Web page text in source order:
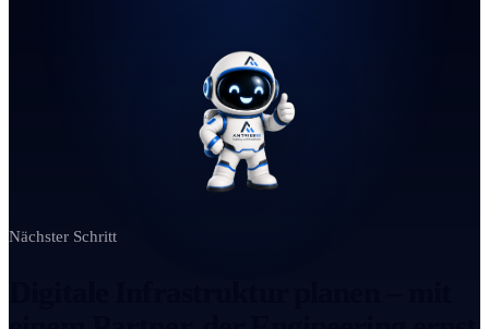
Nächster Schritt